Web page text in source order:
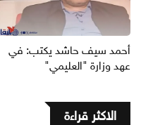
أحمد سيف حاشد يكتب: في
عهد وزارة "العليمي"
الاكثر قراءة